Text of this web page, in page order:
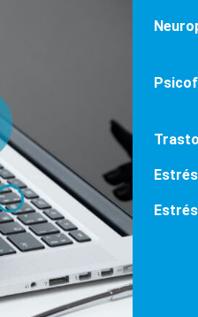
Estrés